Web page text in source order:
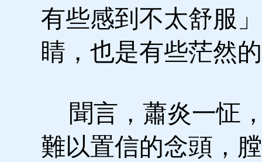
有些感到不太舒服
睛，也是有些茫然
聞言，蕭炎一怔
難以置信的念頭，